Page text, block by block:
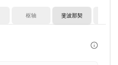
枢轴 斐波那契